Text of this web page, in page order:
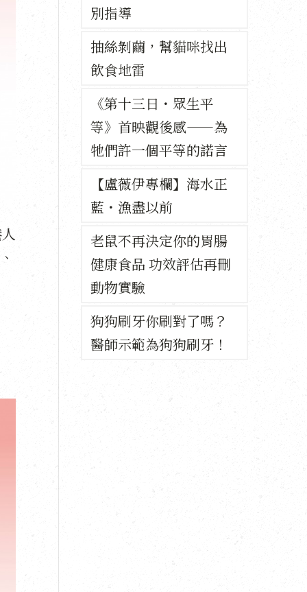
別指導
抽絲剝繭，幫貓咪找出
飲食地雷
《第十三日・眾生平
等》首映觀後感——為
牠們許一個平等的諾言
【盧薇伊專欄】海水正
藍・漁盡以前
老鼠不再決定你的胃腸
健康食品 功效評估再刪
動物實驗
狗狗刷牙你刷對了嗎？
醫師示範為狗狗刷牙！